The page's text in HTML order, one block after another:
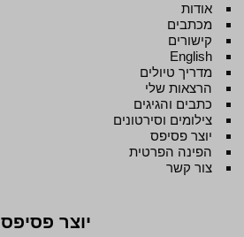
אודות
מכתבים
קישורים
English
מדריך טיולים
הרצאות שלי
כתבים והגיגים
צילומים וסירטונים
יוצר פסיפס
הפינה הפרטית
צור קשר
יוצר פסיפס